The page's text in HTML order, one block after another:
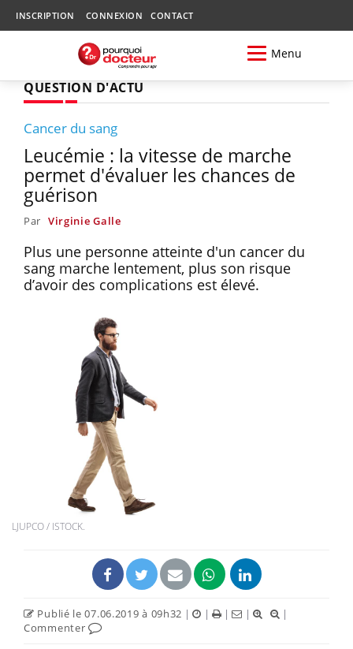
INSCRIPTION CONNEXION CONTACT
Menu
QUESTION D'ACTU
Cancer du sang
Leucémie : la vitesse de marche
permet d'évaluer les chances de
guérison
Par Virginie Galle
Plus une personne atteinte d'un cancer du
sang marche lentement, plus son risque
d’avoir des complications est élevé.
LJUPCO / ISTOCK.
Publié le 07.06.2019 à 09h32 | | | |
|
Commenter